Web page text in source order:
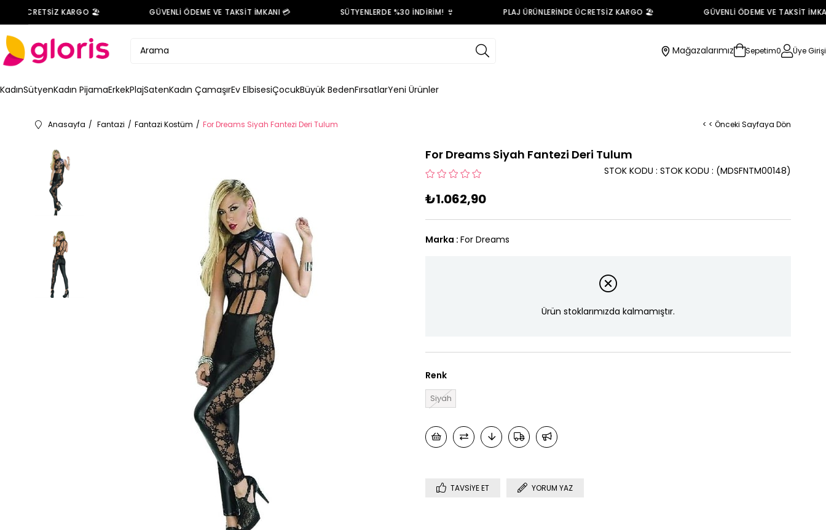
ÜCRETSİZ KARGO 🏖️ GÜVENLİ ÖDEME VE TAKSİT İMKANI 💳 SÜTYENLERDE %30 İNDİRİM! 👙 PLAJ ÜRÜNLERİNDE ÜCRETSİZ KARGO 🏖️ GÜVENLİ ÖDEME VE TAKSİT İMKANI
Mağazalarımız Sepetim0 Üye Girişi
KadınSütyenKadın PijamaErkekPlajSatenKadın ÇamaşırEv ElbisesiÇocukBüyük BedenFırsatlarYeni Ürünler
Anasayfa Fantazi Fantazi Kostüm For Dreams Siyah Fantezi Deri Tulum < < Önceki Sayfaya Dön
For Dreams Siyah Fantezi Deri Tulum
(MDSFNTM00148)
STOK KODU STOK KODU
₺1.062,90
Marka : For Dreams
Ürün stoklarımızda kalmamıştır.
Renk
Siyah
TAVSIYE ET YORUM YAZ